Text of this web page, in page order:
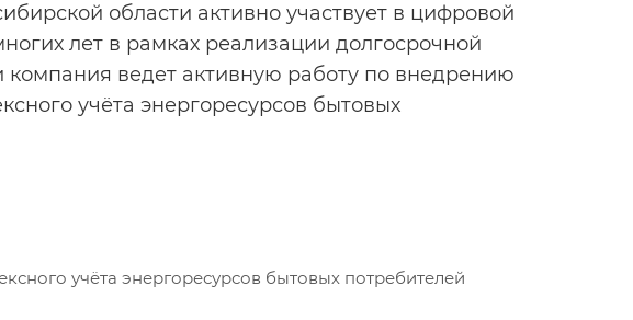
области активно участвует в цифровой
лет в рамках реализации долгосрочной
ведет активную работу по внедрению
учёта энергоресурсов бытовых
учёта энергоресурсов бытовых потребителей